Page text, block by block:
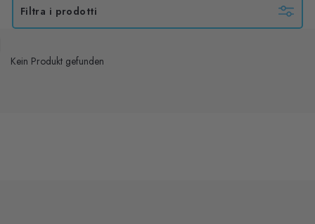
Filtra i prodotti
Kein Produkt gefunden